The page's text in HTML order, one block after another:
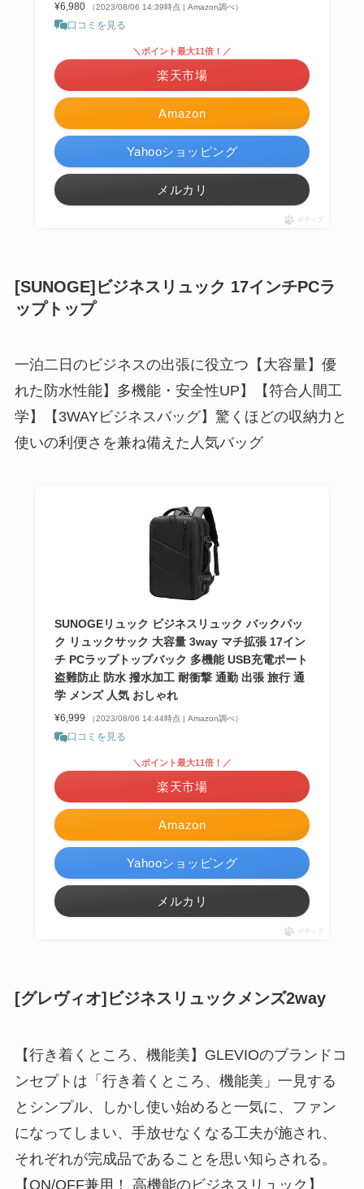
¥6,980 （2023/08/06 14:39時点 | Amazon調べ）
口コミを見る
Amazon
＼ポイント最大11倍！／
楽天市場
Yahooショッピング
メルカリ
ポチップ
[SUNOGE]ビジネスリュック 17インチPCラ
ップトップ
一泊二日のビジネスの出張に役立つ【大容量】優
れた防水性能】多機能・安全性UP】【符合人間工
学】【3WAYビジネスバッグ】驚くほどの収納力と
使いの利便さを兼ね備えた人気バッグ
SUNOGEリュック ビジネスリュック バックパッ
ク リュックサック 大容量 3way マチ拡張 17イン
チ PCラップトップバック 多機能 USB充電ポート
盗難防止 防水 撥水加工 耐衝撃 通勤 出張 旅行 通
学 メンズ 人気 おしゃれ
¥6,999 （2023/08/06 14:44時点 | Amazon調べ）
口コミを見る
Amazon
＼ポイント最大11倍！／
楽天市場
Yahooショッピング
メルカリ
ポチップ
[グレヴィオ]ビジネスリュックメンズ2way
【行き着くところ、機能美】GLEVIOのブランドコ
ンセプトは「行き着くところ、機能美」一見する
とシンプル、しかし使い始めると一気に、ファン
になってしまい、手放せなくなる工夫が施され、
それぞれが完成品であることを思い知らされる。
【ON/OFF兼用！ 高機能のビジネスリュック】